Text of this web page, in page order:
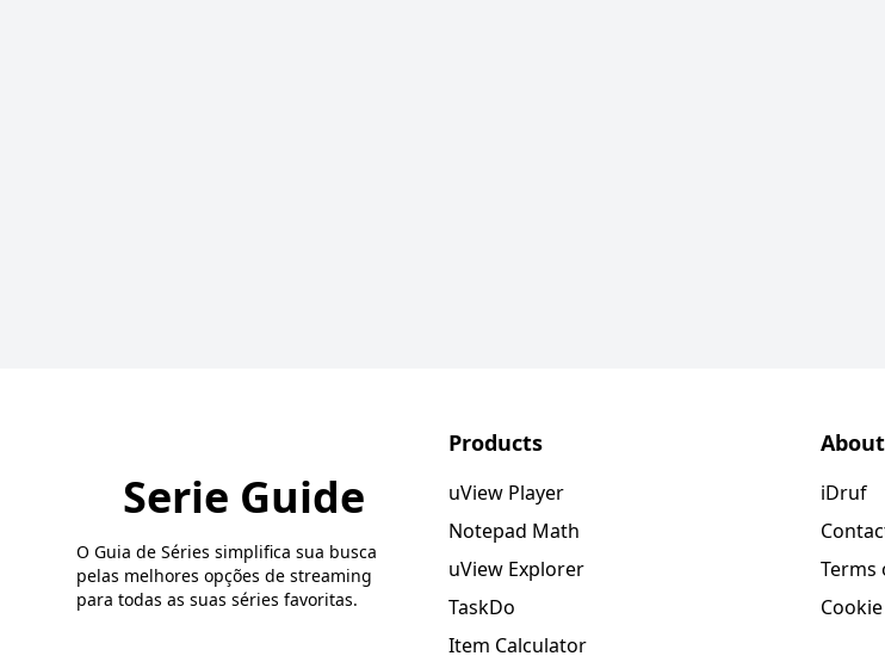
Serie Guide
O Guia de Séries simplifica sua busca
pelas melhores opções de streaming
para todas as suas séries favoritas.
Products
uView Player
Notepad Math
uView Explorer
TaskDo
Item Calculator
About
iDruf
Terms